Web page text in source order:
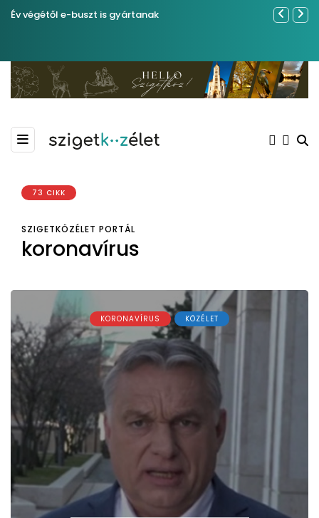
Év végétől e-buszt is gyártanak Sose
73 CIKK
SZIGETKÖZÉLET PORTÁL
koronavírus
KORONAVÍRUS KÖZÉLET